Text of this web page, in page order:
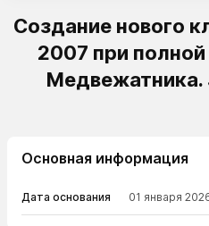
Создание нового
2007 при
Медвежатника.
Основная информация
Дата основания 01 января